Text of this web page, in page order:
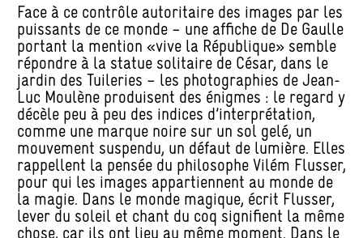
Face à ce contrôle autoritaire des images par les
puissants de ce monde – une affiche de De Gaulle
portant la mention «vive la République» semble
répondre à la statue solitaire de César, dans le
jardin des Tuileries – les photographies de Jean-
Luc Moulène produisent des énigmes : le regard y
décèle peu à peu des indices d’interprétation,
comme une marque noire sur un sol gelé, un
mouvement suspendu, un défaut de lumière. Elles
rappellent la pensée du philosophe Vilém Flusser,
pour qui les images appartiennent au monde de
la magie. Dans le monde magique, écrit Flusser,
lever du soleil et chant du coq signifient la même
chose, car ils ont lieu au même moment. Dans le